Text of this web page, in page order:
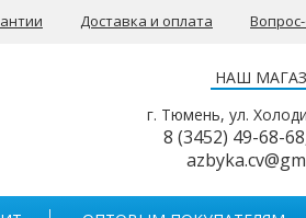
Доставка и оплата
НАШ
г. Тюмень, ул.
8 (3452) 49-68-68